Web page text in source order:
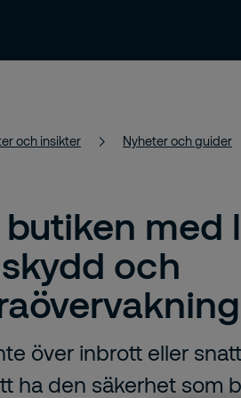
Säkerhetslösningar
och insikter Nyheter och guider
butiken med
och
över inbrott eller
ha den säkerhet som